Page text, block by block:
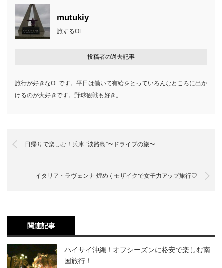
mutukiy
旅するOL
投稿者の過去記事
旅行が好きなOLです。平日は働いて有給をとっていろんなところに出か
けるのが大好きです。野球観戦も好き。
日帰りで楽しむ！兵庫 “淡路島”〜ドライブの旅〜
イタリア・ラヴェンナ 煌めくモザイクで女子力アップ旅行♡
関連記事
ハイサイ沖縄！オフシーズンに格安で楽しむ南
国旅行！